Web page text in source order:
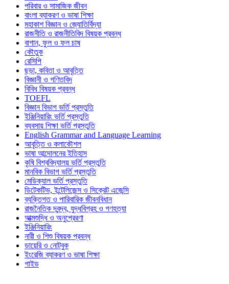
পরিবার ও সামাজিক জীবন
বাংলা ব্যাকরণ ও ভাষা শিক্ষা
মহাকাশ বিজ্ঞান ও জ্যোতির্বিদ্যা
রাজনীতি ও রাজনীতিবিদ বিষয়ক প্রবন্ধ
বাগান, ফুল ও ফল চাষ
কৌতুক
রেসিপি
ছড়া, কবিতা ও আবৃত্তি
বিজ্ঞানী ও গণিতবিদ
বিবিধ বিষয়ক প্রবন্ধ
TOEFL
বিজ্ঞান বিভাগ ভর্তি প্রস্তুতি
ইঞ্জিনিয়ারিং ভর্তি প্রস্তুতি
ব্যবসায় শিক্ষা ভর্তি প্রস্তুতি
English Grammar and Language Learning
আবৃত্তি ও কলাকৌশল
ভাষা আন্দোলনের ইতিহাস
কৃষি বিশ্ববিদ্যালয় ভর্তি প্রস্তুতি
মানবিক বিভাগ ভর্তি প্রস্তুতি
মেডিক্যাল ভর্তি প্রস্তুতি
ডিটেকটিভ, ইন্টেলিজেন্স ও সিক্রেট এজেন্সি
ব্যক্তিগত ও পারিবারিক জীবনবিধান
রাজনৈতিক দ্বন্দ্ব, যুদ্ধবিগ্রহ ও গণহত্যা
আত্মশুদ্ধি ও অনুপ্রেরণা
ইঞ্জিনিয়ারিং
নারী ও শিশু বিষয়ক প্রবন্ধ
ডায়েরি ও নোটবুক
ইংরেজি ব্যাকরণ ও ভাষা শিক্ষা
গাইড